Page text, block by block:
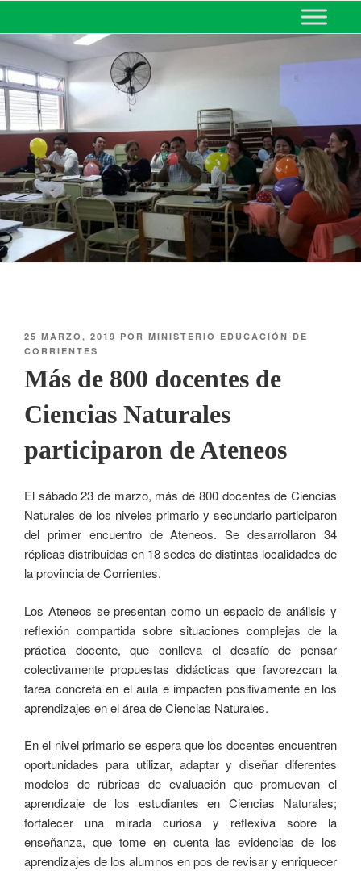
MINISTERIO DE EDUCACIÓN
DE CORRIENTES
25 MARZO, 2019 POR MINISTERIO EDUCACIÓN DE
CORRIENTES
Más de 800 docentes de
Ciencias Naturales
participaron de Ateneos
El sábado 23 de marzo, más de 800 docentes de Ciencias
Naturales de los niveles primario y secundario participaron
del primer encuentro de Ateneos. Se desarrollaron 34
réplicas distribuidas en 18 sedes de distintas localidades de
la provincia de Corrientes.
Los Ateneos se presentan como un espacio de análisis y
reflexión compartida sobre situaciones complejas de la
práctica docente, que conlleva el desafío de pensar
colectivamente propuestas didácticas que favorezcan la
tarea concreta en el aula e impacten positivamente en los
aprendizajes en el área de Ciencias Naturales.
En el nivel primario se espera que los docentes encuentren
oportunidades para utilizar, adaptar y diseñar diferentes
modelos de rúbricas de evaluación que promuevan el
aprendizaje de los estudiantes en Ciencias Naturales;
fortalecer una mirada curiosa y reflexiva sobre la
enseñanza, que tome en cuenta las evidencias de los
aprendizajes de los alumnos en pos de revisar y enriquecer